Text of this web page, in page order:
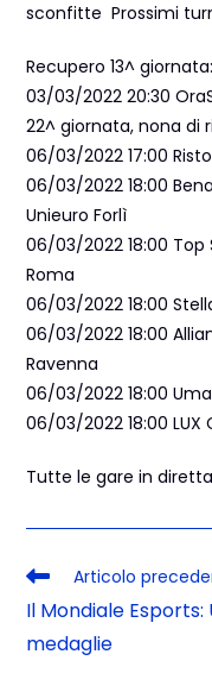
sconfitte Prossimi
Recupero 13^ giornata:
03/03/2022 20:30
22^ giornata, nona di
06/03/2022 17:00
06/03/2022 18:00
Unieuro Forlì
06/03/2022 18:00
Roma
06/03/2022 18:00
06/03/2022 18:00
Ravenna
06/03/2022 18:00
06/03/2022 18:00
Tutte le gare in diretta
Articolo
Il Mondiale
medaglie